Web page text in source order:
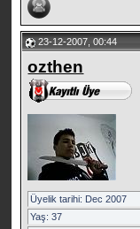
23-12-2007, 00:44
ozthen
Üyelik tarihi: Dec 2007
Yaş: 37